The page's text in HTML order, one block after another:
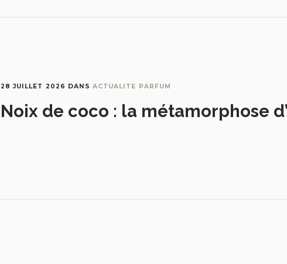
28 JUILLET 2026 DANSACTUALITE PARFUM
Noix de coco : la métamorphose